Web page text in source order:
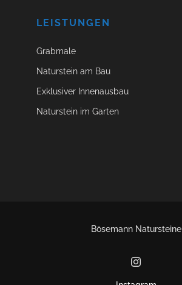
LEISTUNGEN
Grabmale
Naturstein am Bau
Exklusiver Innenausbau
Naturstein im Garten
Bösemann Natursteine